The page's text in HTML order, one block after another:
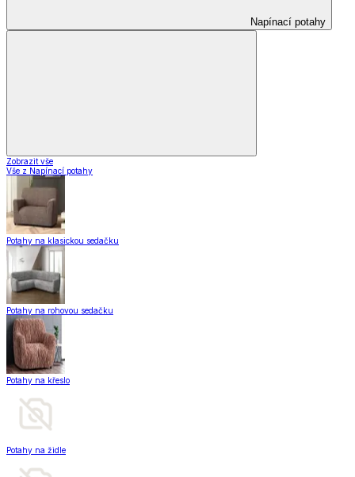
Napínací potahy
Zobrazit vše
Vše z Napínací potahy
Potahy na klasickou sedačku
Potahy na rohovou sedačku
Potahy na křeslo
Potahy na židle